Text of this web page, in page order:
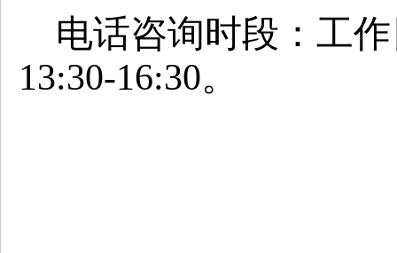
电话咨询时段：工
13:30-16:30。